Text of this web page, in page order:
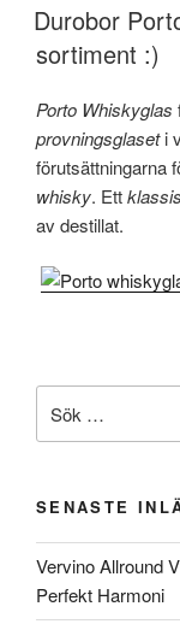
Durobor
sortiment :)
Porto Whiskyglas
provningsglaseti
förutsättningarna
whisky. Ett
av destillat.
efter:
SENASTE
Vervino Allround
Perfekt Harmoni